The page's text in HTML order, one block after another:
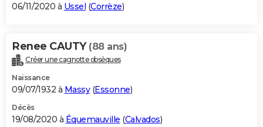
06/11/2020 à Ussel (Corrèze)
Renee CAUTY (88 ans)
Créer une cagnotte obsèques
Naissance
09/07/1932 à Massy(Essonne)
Décès
19/08/2020 à Équemauville (Calvados)